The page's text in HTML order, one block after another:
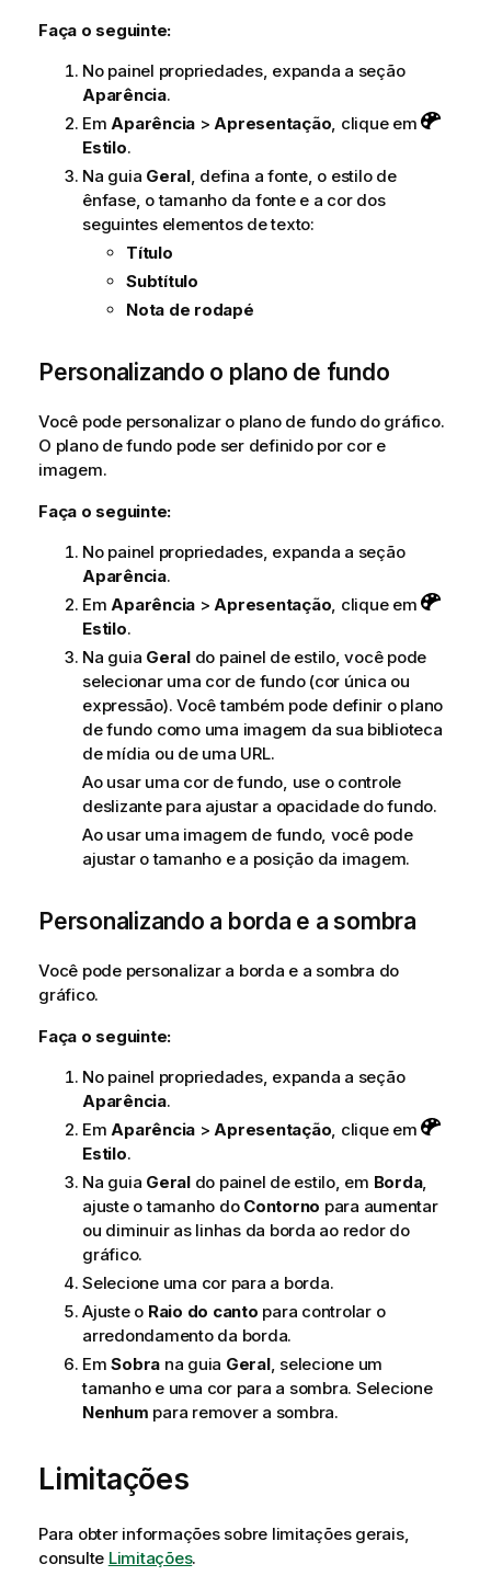
Faça o seguinte:
No painel propriedades, expanda a seção
Aparência.
EmAparência >Apresentação, clique em
Estilo.
Na guia Geral, defina a fonte, o estilo de
ênfase, o tamanho da fonte e a cor dos
seguintes elementos de texto:
Título
Subtítulo
Nota de rodapé
Personalizando o plano de fundo
Você pode personalizar o plano de fundo do gráfico.
O plano de fundo pode ser definido por cor e
imagem.
Faça o seguinte:
No painel propriedades, expanda a seção
Aparência.
EmAparência >Apresentação, clique em
Estilo.
Na guia Geraldo painel de estilo, você pode
selecionar uma cor de fundo (cor única ou
expressão). Você também pode definir o plano
de fundo como uma imagem da sua biblioteca
de mídia ou de uma URL.
Ao usar uma cor de fundo, use o controle
deslizante para ajustar a opacidade do fundo.
Ao usar uma imagem de fundo, você pode
ajustar o tamanho e a posição da imagem.
Personalizando a borda e a sombra
Você pode personalizar a borda e a sombra do
gráfico.
Faça o seguinte:
No painel propriedades, expanda a seção
Aparência.
EmAparência >Apresentação, clique em
Estilo.
Na guia Geraldo painel de estilo, em Borda,
ajuste o tamanho do Contorno para aumentar
ou diminuir as linhas da borda ao redor do
gráfico.
Selecione uma cor para a borda.
Ajuste o Raio do canto para controlar o
arredondamento da borda.
EmSobra na guia Geral, selecione um
tamanho e uma cor para a sombra. Selecione
Nenhum para remover a sombra.
Limitações
Para obter informações sobre limitações gerais,
consulte Limitações.